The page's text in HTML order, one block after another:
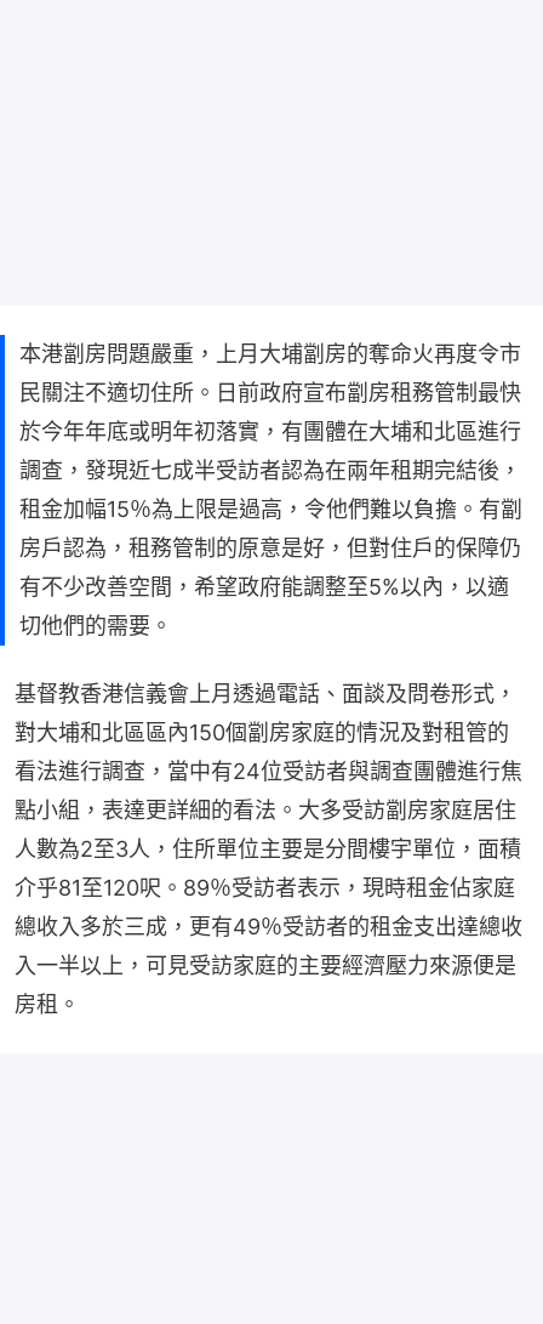
本港劏房問題嚴重，上月大埔劏房的奪命火再度令市
民關注不適切住所。日前政府宣布劏房租務管制最快
於今年年底或明年初落實，有團體在大埔和北區進行
調查，發現近七成半受訪者認為在兩年租期完結後，
租金加幅15％為上限是過高，令他們難以負擔。有劏
房戶認為，租務管制的原意是好，但對住戶的保障仍
有不少改善空間，希望政府能調整至5%以內，以適
切他們的需要。
基督教香港信義會上月透過電話、面談及問卷形式，
對大埔和北區區內150個劏房家庭的情況及對租管的
看法進行調查，當中有24位受訪者與調查團體進行焦
點小組，表達更詳細的看法。大多受訪劏房家庭居住
人數為2至3人，住所單位主要是分間樓宇單位，面積
介乎81至120呎。89％受訪者表示，現時租金佔家庭
總收入多於三成，更有49％受訪者的租金支出達總收
入一半以上，可見受訪家庭的主要經濟壓力來源便是
房租。